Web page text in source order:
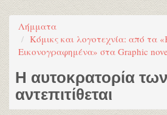
Λήμματα
Κόμικς και λογοτεχνία: από τα
Εικονογραφημένα» στα Graphic
Η αυτοκρατορία
αντεπιτίθεται